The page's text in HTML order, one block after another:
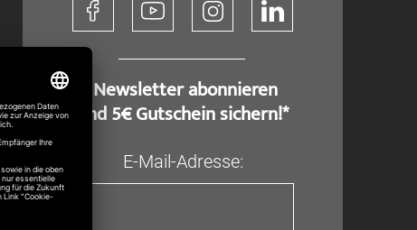
​ Newsletter abonnieren
und 5€ Gutschein sichern!*
E-Mail-Adresse: